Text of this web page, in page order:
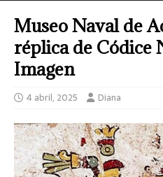
Museo Naval de
réplica de Códice
Imagen
4 abril, 2025 Diana